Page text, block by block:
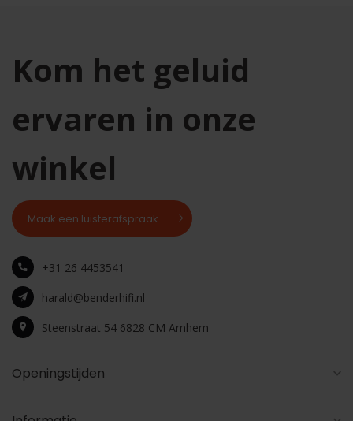
Kom het geluid
ervaren in onze
winkel
Maak een luisterafspraak
+31 26 4453541
harald@benderhifi.nl
Steenstraat 54 6828 CM Arnhem
Openingstijden